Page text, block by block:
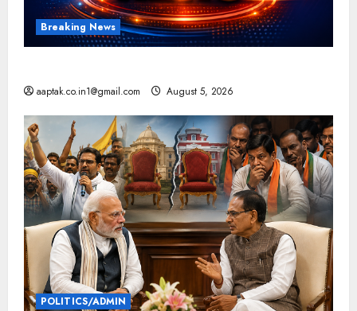
Breaking News
aaptak.co.in1@gmail.com August 5, 2026
POLITICS/ADMIN